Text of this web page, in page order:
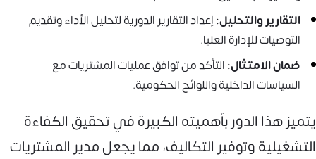
التقارير والتحليل:إعداد التقارير الدورية لتحليل الأداء وتقديم
التوصيات للإدارة العليا.
ضمان الامتثال:التأكد من توافق عمليات المشتريات مع
السياسات الداخلية واللوائح الحكومية.
يتميز هذا الدور بأهميته الكبيرة في تحقيق الكفاءة
التشغيلية وتوفير التكاليف، مما يجعل مدير المشتريات